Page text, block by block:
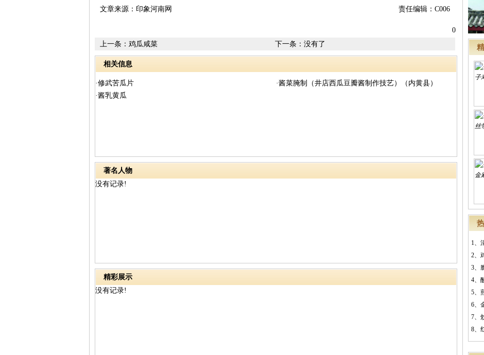
1、
2、
3、
4、
5、
6、
7、
8、
责任编辑：C006
文章来源：印象河南网
0
下一条：没有了
上一条： 鸡瓜咸菜
相关信息
·修武苦瓜片
·酱菜腌制（井店西瓜豆瓣酱制作技艺）（内黄县）
·酱乳黄瓜
著名人物
没有记录!
精彩展示
没有记录!